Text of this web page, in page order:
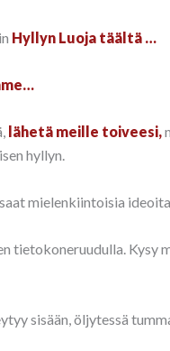
Hyllyn Luoja täältä …
lähetä meille toiveesi,
hyllyn.
mielenkiintoisia
tietokoneruudulla.
sisään, öljytessä